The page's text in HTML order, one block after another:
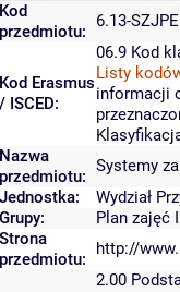
Kod
przedmiotu:
6.13-SZJPE
Kod Erasmus
/ ISCED:
06.9 Kod
Listy
informacji
Nazwa
przedmiotu:
Systemy
Jednostka:
Wydział
Grupy:
Plan zajęć
Strona
przedmiotu:
http://
2.00